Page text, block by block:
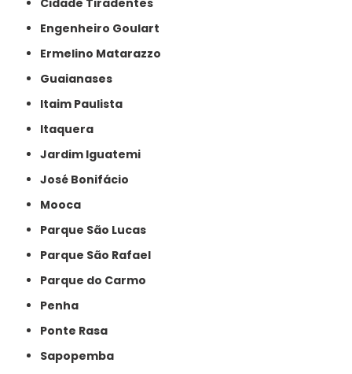
Cidade Tiradentes
Engenheiro Goulart
Ermelino Matarazzo
Guaianases
Itaim Paulista
Itaquera
Jardim Iguatemi
José Bonifácio
Mooca
Parque São Lucas
Parque São Rafael
Parque do Carmo
Penha
Ponte Rasa
Sapopemba